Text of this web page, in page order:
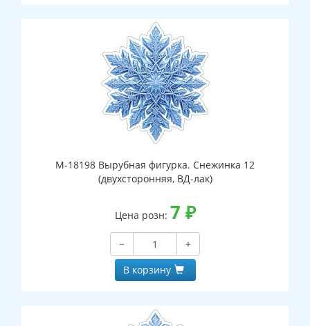
М-18198 Вырубная фигурка. Снежинка 12
(двухсторонняя, ВД-лак)
Цена розн: 7 ₽
−
+
В корзину